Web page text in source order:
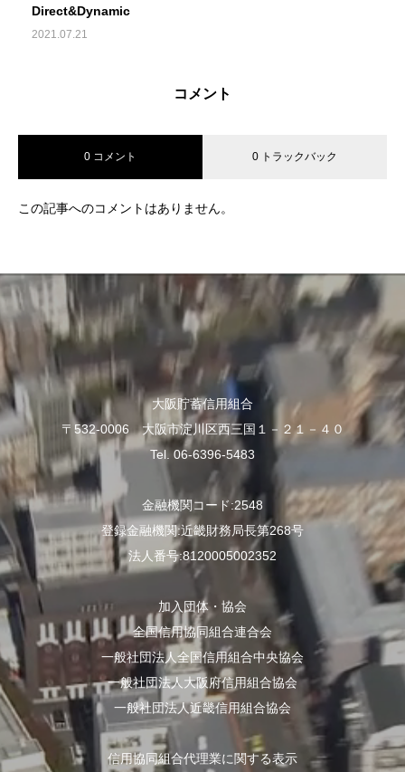
Direct&Dynamic
2021.07.21
コメント
0 コメント 0 トラックバック
この記事へのコメントはありません。
大阪貯蓄信用組合
〒532-0006 大阪市淀川区西三国１－２１－４０
Tel. 06-6396-5483
金融機関コード:2548
登録金融機関:近畿財務局長第268号
法人番号:8120005002352
加入団体・協会
全国信用協同組合連合会
一般社団法人全国信用組合中央協会
一般社団法人大阪府信用組合協会
一般社団法人近畿信用組合協会
信用協同組合代理業に関する表示